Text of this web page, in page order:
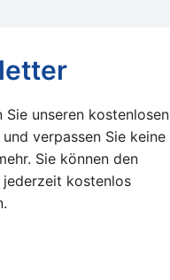
Sie unseren kostenlosen
verpassen Sie keine
Sie können den
kostenlos